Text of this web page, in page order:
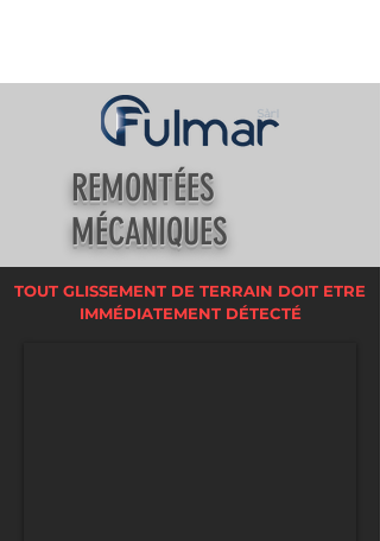
REMONTÉES
MÉCANIQUES
TOUT GLISSEMENT DE TERRAIN DOIT ETRE
IMMÉDIATEMENT DÉTECTÉ